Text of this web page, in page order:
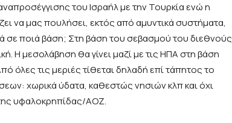
του Ισραήλ με την Τουρκία ενώ η
να μας πουλήσει, εκτός από αμυντικά συστήματα,
σε ποιά βάση; Στη βάση του σεβασμού του διεθνούς
Η μεσολάβηση θα γίνει μαζί με τις ΗΠΑ στη βάση
τις μεριές τίθεται δηλαδή επί τάπητος το
χωρικά ύδατα, καθεστώς νησιών κλπ και όχι
υφαλοκρηπίδας/ΑΟΖ.